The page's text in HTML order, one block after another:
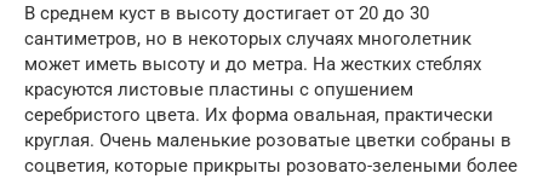
В среднем куст в высоту достигает от 20 до 30
сантиметров, но в некоторых случаях многолетник
может иметь высоту и до метра. На жестких стеблях
красуются листовые пластины с опушением
серебристого цвета. Их форма овальная, практически
круглая. Очень маленькие розоватые цветки собраны в
соцветия, которые прикрыты розовато-зелеными более